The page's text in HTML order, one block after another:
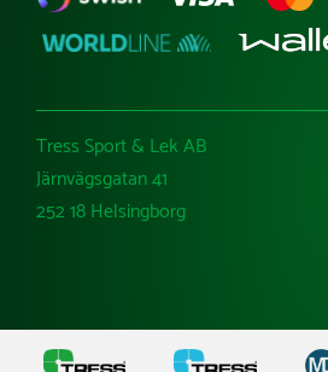
Tress Sport & Lek AB
Järnvägsgatan 41
252 18 Helsingborg